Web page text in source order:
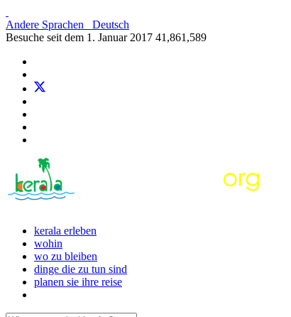
Andere Sprachen
Deutsch
Besuche seit dem 1. Januar 2017 41,861,589
kerala erleben
wohin
wo zu bleiben
dinge die zu tun sind
planen sie ihre reise